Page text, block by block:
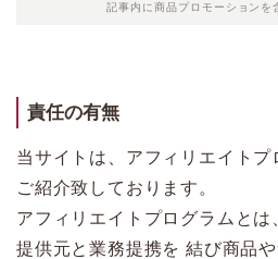
記事内に商品プロモーションを
責任の有無
当サイトは、アフィリエイトプ
ご紹介致しております。
アフィリエイトプログラムと
提供元と業務提携を 結び商品